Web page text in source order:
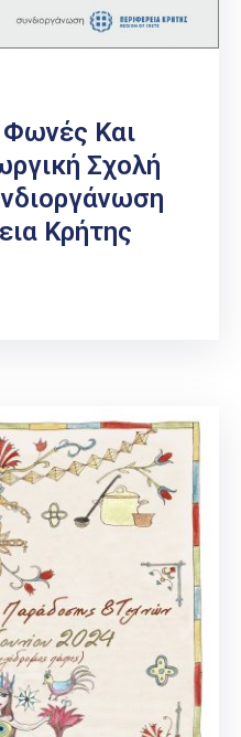
Και
Σχολή
Κρήτης